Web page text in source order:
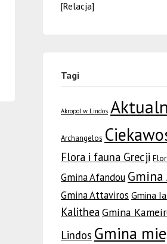
[Relacja]
Tagi
Akropol w Lindos
Archangelos
Flora i fauna Grecji
Gmina Afandou
Gmina Attaviros Gmina
KalitheaGmina
Lindos Gmina